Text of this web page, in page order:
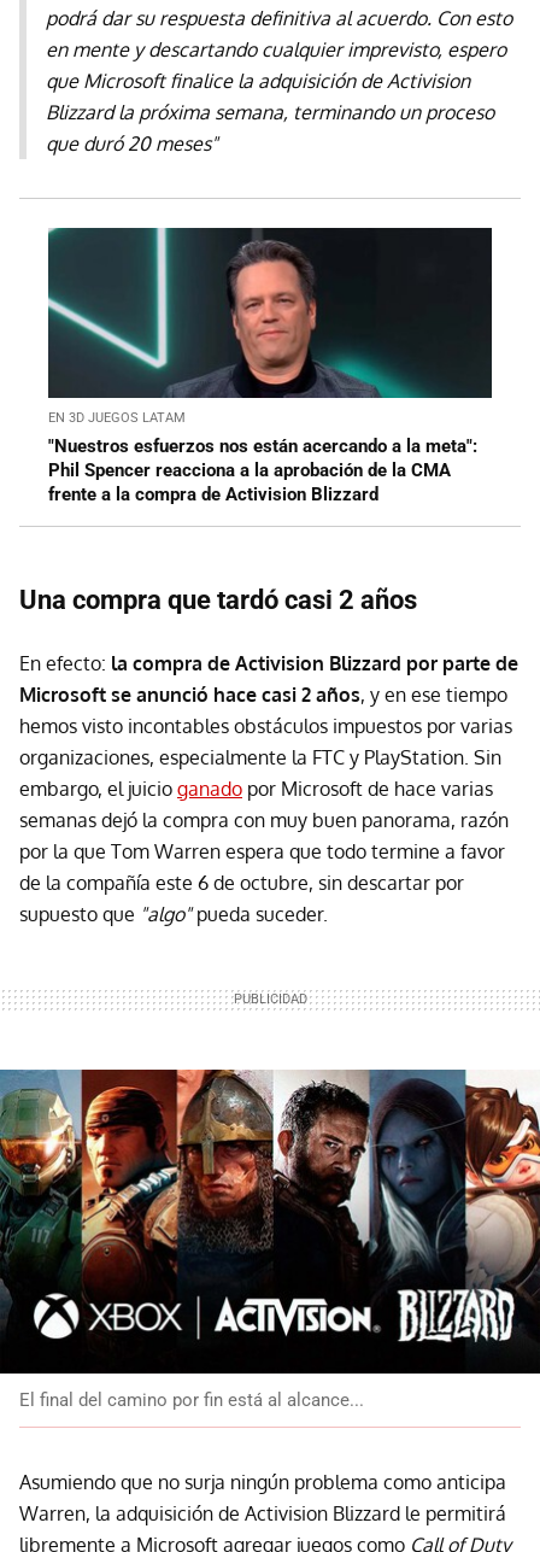
podrá dar su respuesta definitiva al acuerdo. Con esto
en mente y descartando cualquier imprevisto, espero
que Microsoft finalice la adquisición de Activision
Blizzard la próxima semana, terminando un proceso
que duró 20 meses"
EN 3D JUEGOS LATAM
"Nuestros esfuerzos nos están acercando a la meta":
Phil Spencer reacciona a la aprobación de la CMA
frente a la compra de Activision Blizzard
Una compra que tardó casi 2 años
En efecto: la compra de Activision Blizzard por parte de
Microsoft se anunció hace casi 2 años, y en ese tiempo
hemos visto incontables obstáculos impuestos por varias
organizaciones, especialmente la FTC y PlayStation. Sin
embargo, el juicio ganado por Microsoft de hace varias
semanas dejó la compra con muy buen panorama, razón
por la que Tom Warren espera que todo termine a favor
de la compañía este 6 de octubre, sin descartar por
supuesto que "algo"pueda suceder.
El final del camino por fin está al alcance...
Asumiendo que no surja ningún problema como anticipa
Warren, la adquisición de Activision Blizzard le permitirá
libremente a Microsoft agregar juegos como Call of Duty